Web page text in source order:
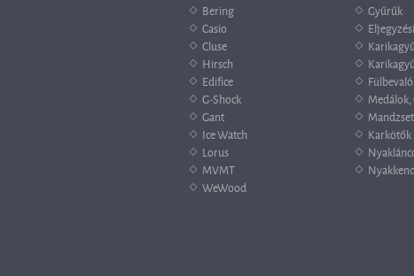
Bering
Casio
Cluse
Hirsch
Edifice
G-Shock
Gant
Ice Watch
Lorus
MVMT
WeWood
Gyűrűk
Karkötők